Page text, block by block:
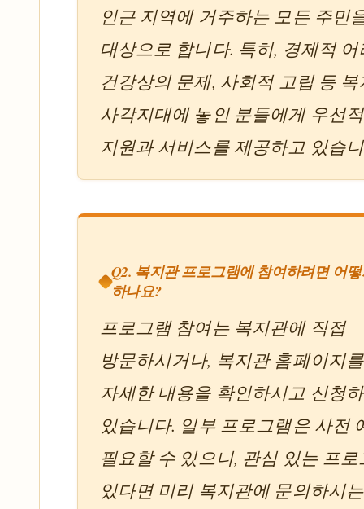
인근 지역에 거주하는 모든 주민
대상으로 합니다. 특히, 경제적 어
건강상의 문제, 사회적 고립 등 복
사각지대에 놓인 분들에게 우선
지원과 서비스를 제공하고 있습
Q2. 복지관 프로그램에 참여하려면 어
하나요?
프로그램 참여는 복지관에 직접
방문하시거나, 복지관 홈페이지
자세한 내용을 확인하시고 신청
있습니다. 일부 프로그램은 사전
필요할 수 있으니, 관심 있는 프
있다면 미리 복지관에 문의하시